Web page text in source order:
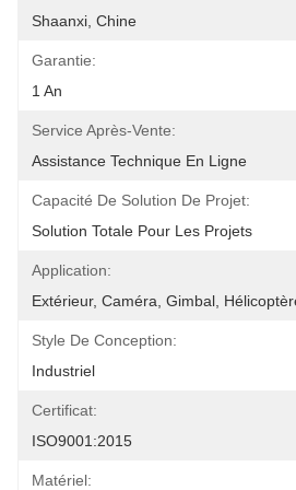
Shaanxi, Chine
Garantie:
1 An
Service Après-Vente:
Assistance Technique En Ligne
Capacité De Solution De Projet:
Solution Totale Pour Les Projets
Application:
Extérieur, Caméra, Gimbal,
Style De Conception:
Industriel
Certificat:
ISO9001:2015
Matériel: